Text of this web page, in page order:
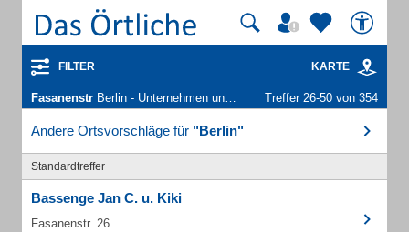
FILTER KARTE
Fasanenstr Berlin - Unternehmen und Personen Treffer 26-50 von 354
Andere Ortsvorschläge für "Berlin"
Standardtreffer
Bassenge Jan C. u. Kiki
Fasanenstr. 26